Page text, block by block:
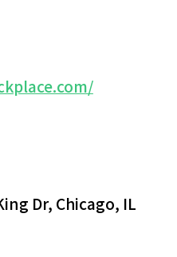
Dr, Chicago, IL